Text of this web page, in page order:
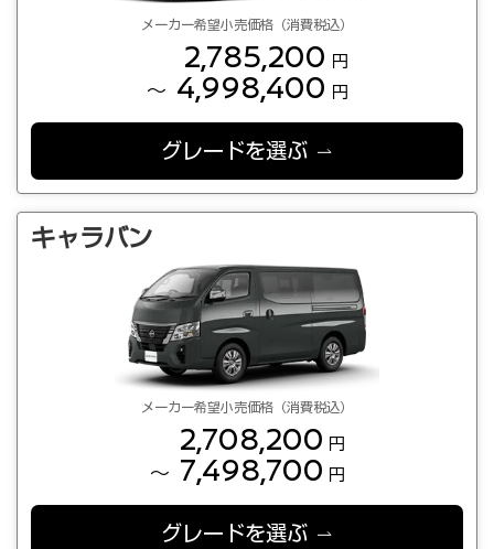
メーカー希望小売価格（消費税込）
2,785,200 円
～ 4,998,400 円
グレードを選ぶ
キャラバン
メーカー希望小売価格（消費税込）
2,708,200 円
～ 7,498,700 円
グレードを選ぶ